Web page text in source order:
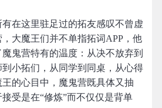
在这里驻足过的拓友感叹不曾虚
大魔王们并不单指拓词APP，他
鬼营特有的温度：从决不放弃到
小拓们，从同学到同桌，从心得
的心目中，魔鬼营既具体又抽
受是在“修炼”而不仅仅是背单